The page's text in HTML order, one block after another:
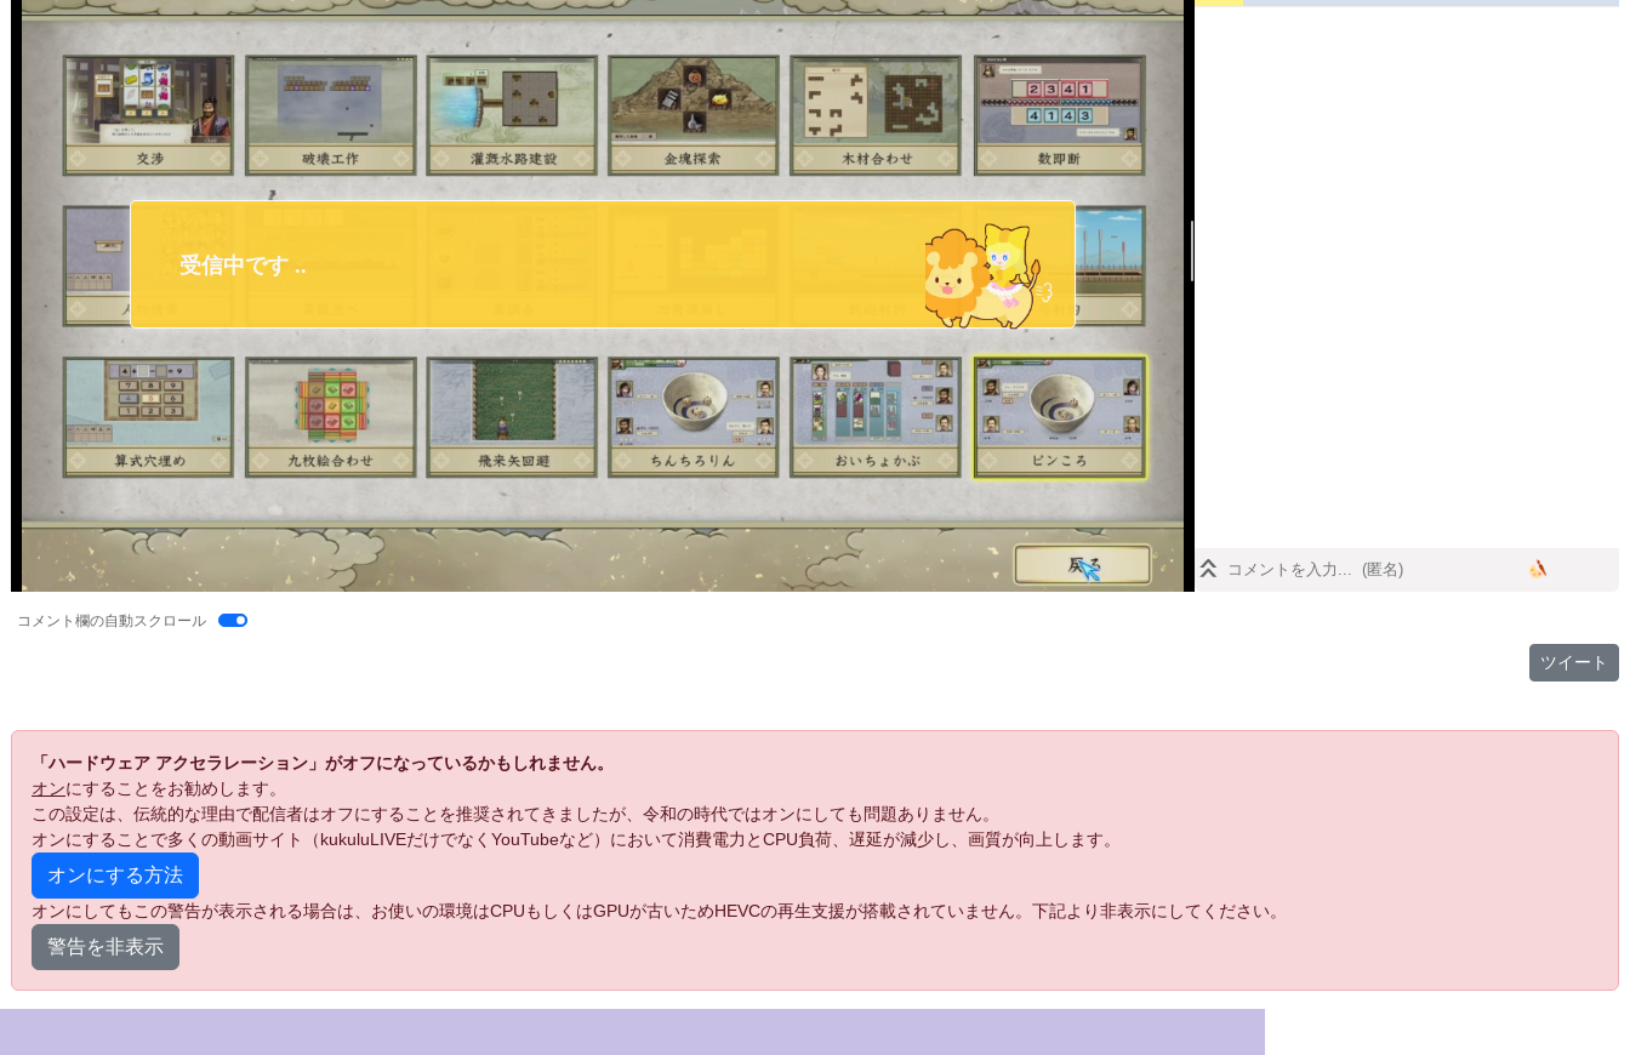
コメント欄の自動スクロール
ツイート
「ハードウェア アクセラレーション」がオフになっているかもしれません。
オンにすることをお勧めします。
この設定は、伝統的な理由で配信者はオフにすることを推奨されてきましたが、令和の時代ではオンにしても問題ありません。
オンにすることで多くの動画サイト（kukuluLIVEだけでなくYouTubeなど）において消費電力とCPU負荷、遅延が減少し、画質が向上します。
オンにする方法
オンにしてもこの警告が表示される場合は、お使いの環境はCPUもしくはGPUが古いためHEVCの再生支援が搭載されていません。下記より非表示にしてください。
警告を非表示